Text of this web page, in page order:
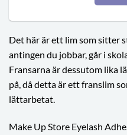
Det här är ett lim som sitter
antingen du jobbar, går i
Fransarna är dessutom lika
på, då detta är ett franslim
lättarbetat.
Make Up Store Eyelash